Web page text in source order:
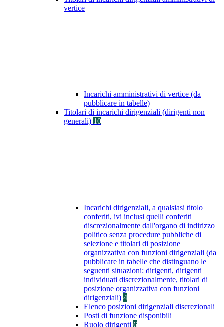
vertice
Incarichi amministrativi di vertice (da
pubblicare in tabelle)
Titolari di incarichi dirigenziali (dirigenti non
generali) 10
Incarichi dirigenziali, a qualsiasi titolo
conferiti, ivi inclusi quelli conferiti
discrezionalmente dall'organo di indirizzo
politico senza procedure pubbliche di
selezione e titolari di posizione
organizzativa con funzioni dirigenziali (da
pubblicare in tabelle che distinguano le
seguenti situazioni: dirigenti, dirigenti
individuati discrezionalmente, titolari di
posizione organizzativa con funzioni
dirigenziali) 4
Elenco posizioni dirigenziali discrezionali
Posti di funzione disponibili
Ruolo dirigenti 6